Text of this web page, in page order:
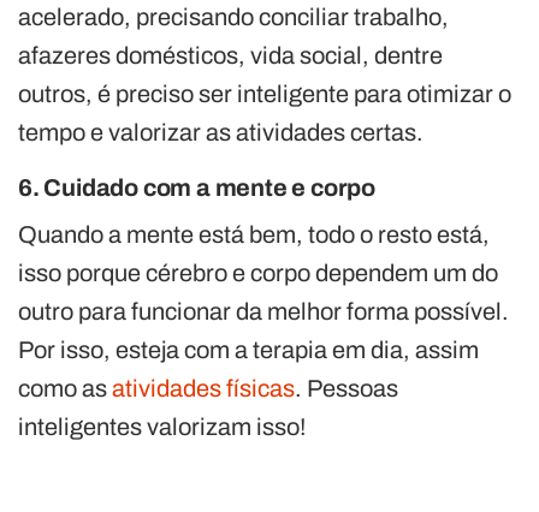
acelerado, precisando conciliar trabalho,
afazeres domésticos, vida social, dentre
outros, é preciso ser inteligente para otimizar o
tempo e valorizar as atividades certas.
6. Cuidado com a mente e corpo
Quando a mente está bem, todo o resto está,
isso porque cérebro e corpo dependem um do
outro para funcionar da melhor forma possível.
Por isso, esteja com a terapia em dia, assim
como asatividades físicas. Pessoas
inteligentes valorizam isso!